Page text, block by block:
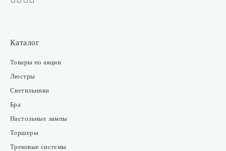
Каталог
Товары по акции
Люстры
Светильники
Бра
Настольные лампы
Торшеры
Трековые системы